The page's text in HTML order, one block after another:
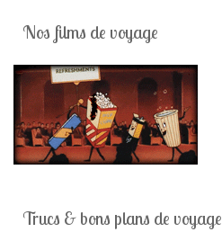
Nos films de voyage
Trucs & bons plans de voyage